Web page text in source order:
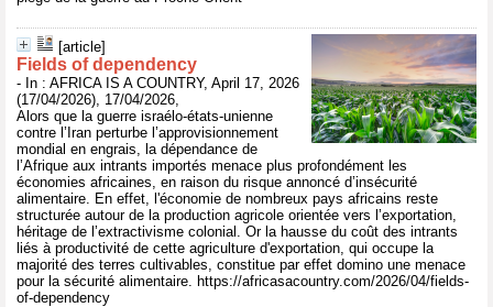
[article]
Fields of dependency
- In : AFRICA IS A COUNTRY, April 17, 2026
(17/04/2026), 17/04/2026,
Alors que la guerre israélo-états-unienne
contre l’Iran perturbe l’approvisionnement
mondial en engrais, la dépendance de
l’Afrique aux intrants importés menace plus profondément les
économies africaines, en raison du risque annoncé d’insécurité
alimentaire. En effet, l'économie de nombreux pays africains reste
structurée autour de la production agricole orientée vers l’exportation,
héritage de l’extractivisme colonial. Or la hausse du coût des intrants
liés à productivité de cette agriculture d'exportation, qui occupe la
majorité des terres cultivables, constitue par effet domino une menace
pour la sécurité alimentaire. https://africasacountry.com/2026/04/fields-
of-dependency